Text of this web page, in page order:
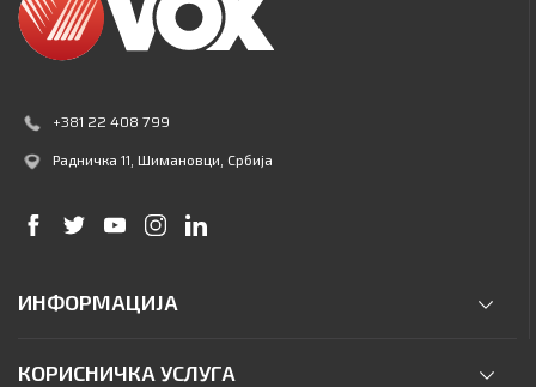
+381 22 408 799
Радничка 11, Шимановци, Србија
ИНФОРМАЦИЈА
КОРИСНИЧКА УСЛУГА